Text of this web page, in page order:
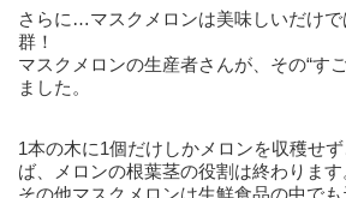
さらに…マスクメロンは美味しいだけ
群！
マスクメロンの生産者さんが、その“す
ました。
1本の木に1個だけしかメロンを収穫せ
ば、メロンの根葉茎の役割は終わります
その他マスクメロンは生鮮食品の中で